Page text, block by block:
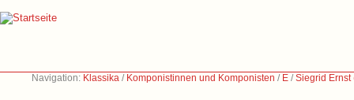
Navigation: Klassika / Komponistinnen und Komponisten / E /Siegrid